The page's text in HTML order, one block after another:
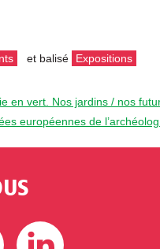
et balisé Expositions
en vert. Nos jardins / nos
européennes de
Twitter